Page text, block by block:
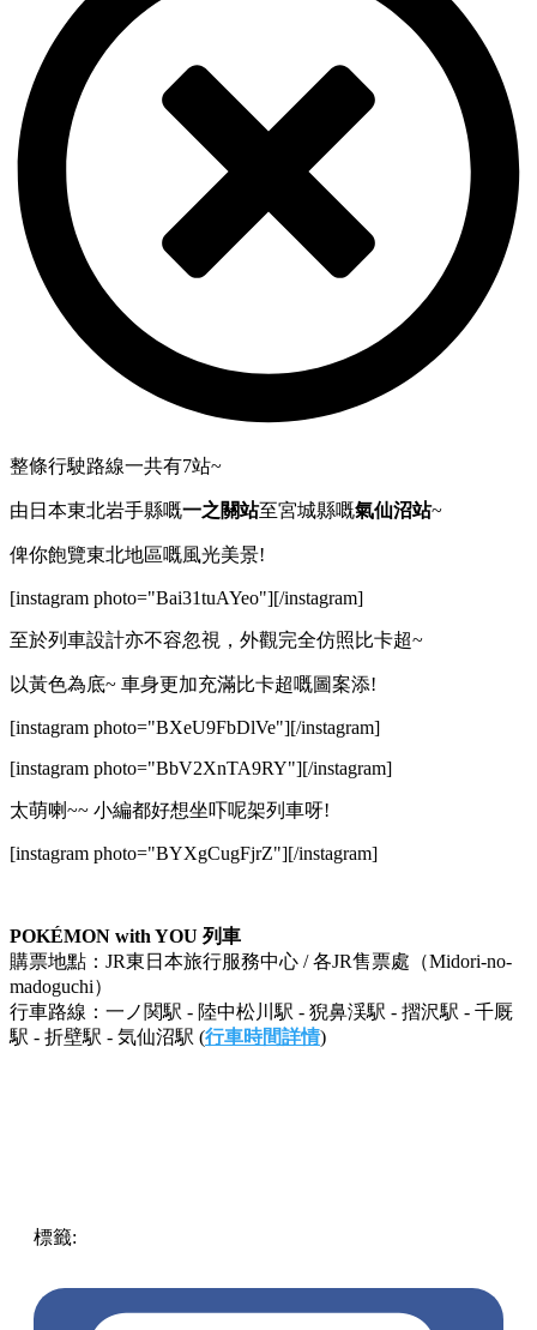
整條行駛路線一共有7站~
由日本東北岩手縣嘅一之關站至宮城縣嘅氣仙沼站~
俾你飽覽東北地區嘅風光美景!
[instagram photo="Bai31tuAYeo"][/instagram]
至於列車設計亦不容忽視，外觀完全仿照比卡超~
以黃色為底~ 車身更加充滿比卡超嘅圖案添!
[instagram photo="BXeU9FbDlVe"][/instagram]
[instagram photo="BbV2XnTA9RY"][/instagram]
太萌喇~~ 小編都好想坐吓呢架列車呀!
[instagram photo="BYXgCugFjrZ"][/instagram]
POKÉMON with YOU 列車
購票地點：JR東日本旅行服務中心 / 各JR售票處（Midori-no-
madoguchi）
行車路線：一ノ関駅 - 陸中松川駅 - 猊鼻渓駅 - 摺沢駅 - 千厩
駅 - 折壁駅 - 気仙沼駅 (行車時間詳情)
標籤: